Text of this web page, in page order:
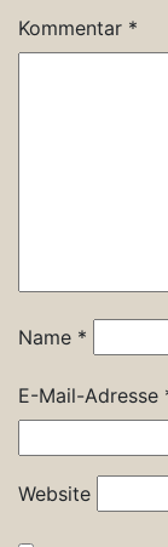
Kommentar *
Name *
E-Mail-Adresse
Website